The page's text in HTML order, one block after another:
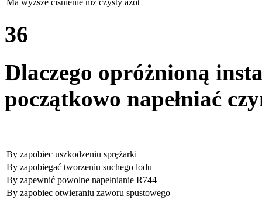
Ma wyższe ciśnienie niż czysty azot
36
Dlaczego opróżnioną
początkowo napełniać
By zapobiec uszkodzeniu sprężarki
By zapobiegać tworzeniu suchego lodu
By zapewnić powolne napełnianie R744
By zapobiec otwieraniu zaworu spustowego